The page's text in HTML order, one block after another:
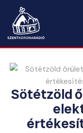
Sötétzöld